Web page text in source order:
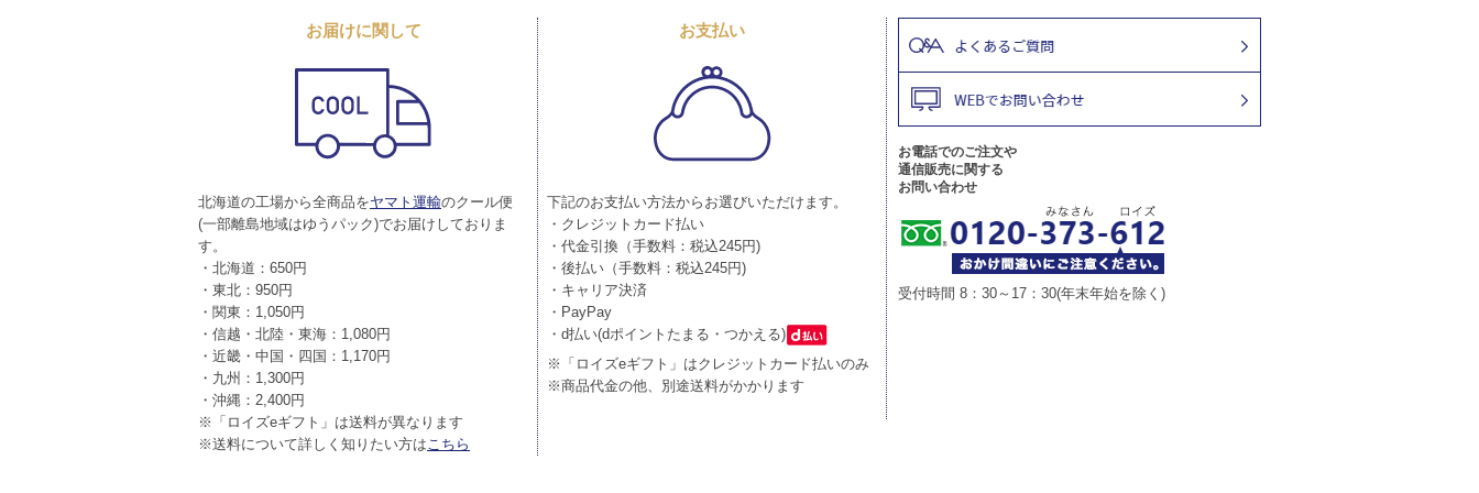
お届けに関して
北海道の工場から全商品をヤマト運輸のクール便
(一部離島地域はゆうパック)でお届けしておりま
す。
・北海道：650円
・東北：950円
・関東：1,050円
・信越・北陸・東海：1,080円
・近畿・中国・四国：1,170円
・九州：1,300円
・沖縄：2,400円
※「ロイズeギフト」は送料が異なります
※送料について詳しく知りたい方はこちら
お支払い
下記のお支払い方法からお選びいただけます。
・クレジットカード払い
・代金引換（手数料：税込245円)
・後払い（手数料：税込245円)
・キャリア決済
・PayPay
・d払い(dポイントたまる・つかえる)
※「ロイズeギフト」はクレジットカード払いのみ
※商品代金の他、別途送料がかかります
お電話でのご注文や
通信販売に関する
お問い合わせ
受付時間 8：30～17：30(年末年始を除く)